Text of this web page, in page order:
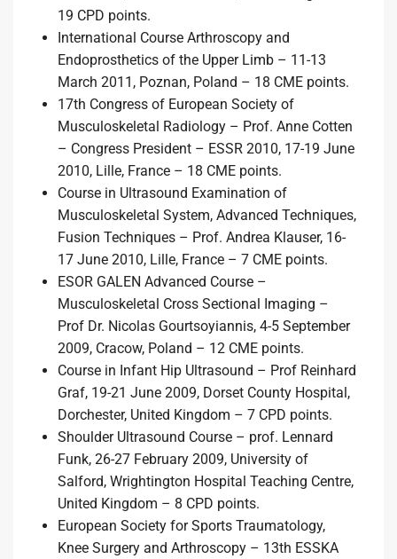
19 CPD points.
International Course Arthroscopy and
Endoprosthetics of the Upper Limb – 11-13
March 2011, Poznan, Poland – 18 CME points.
17th Congress of European Society of
Musculoskeletal Radiology – Prof. Anne Cotten
– Congress President – ESSR 2010, 17-19 June
2010, Lille, France – 18 CME points.
Course in Ultrasound Examination of
Musculoskeletal System, Advanced Techniques,
Fusion Techniques – Prof. Andrea Klauser, 16-
17 June 2010, Lille, France – 7 CME points.
ESOR GALEN Advanced Course –
Musculoskeletal Cross Sectional Imaging –
Prof Dr. Nicolas Gourtsoyiannis, 4-5 September
2009, Cracow, Poland – 12 CME points.
Course in Infant Hip Ultrasound – Prof Reinhard
Graf, 19-21 June 2009, Dorset County Hospital,
Dorchester, United Kingdom – 7 CPD points.
Shoulder Ultrasound Course – prof. Lennard
Funk, 26-27 February 2009, University of
Salford, Wrightington Hospital Teaching Centre,
United Kingdom – 8 CPD points.
European Society for Sports Traumatology,
Knee Surgery and Arthroscopy – 13th ESSKA